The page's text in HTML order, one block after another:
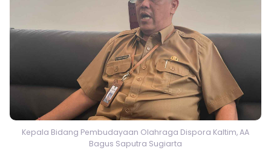
Kepala Bidang Pembudayaan Olahraga Dispora Kaltim, AA
Bagus Saputra Sugiarta